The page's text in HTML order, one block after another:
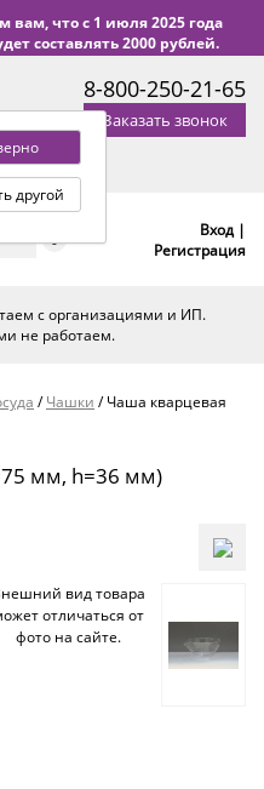
что с 1 июля 2025 года
составлять 2000 рублей.
другой
8-800-250-21-65
Заказать звонок
0
Вход |
Регистрация
с организациями и ИП.
не работаем.
/Чашки /Чаша кварцевая
мм, h=36 мм)
вид товара
отличаться от
фото на сайте.